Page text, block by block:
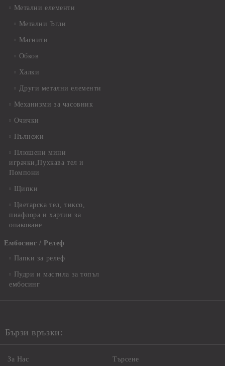
Метални елементи
Метални Ъгли
Магнити
Обков
Халки
Други метални елементи
Механизми за часовник
Очички
Пълнежи
Плюшени мини
играчки,Пухкава тел и
Помпони
Щипки
Цветарска тел, тиксо,
пиафлора и хартии за
опаковане
Ембосинг / Релеф
Папки за релеф
Пудри и мастила за топъл
ембосинг
Бързи връзки:
За Нас Търсене